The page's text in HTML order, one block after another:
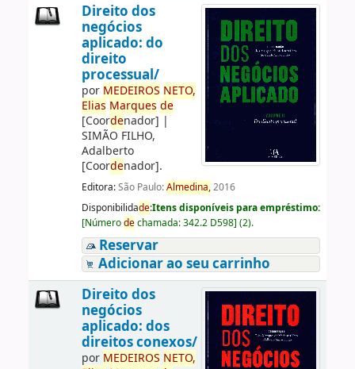
Direito dos
negócios
aplicado: do
direito
processual/
por MEDEIROS NETO,
Elias Marques de
[Coordenador] |
SIMÃO FILHO,
Adalberto
[Coordenador].
Editora:São Paulo:Almedina,2016
Disponibilidade:Itens disponíveis para empréstimo:
[Númerodechamada:342.2 D598] (2).
Reservar
Adicionar ao seu carrinho
Direito dos
negócios
aplicado: dos
direitos conexos/
por MEDEIROS NETO,